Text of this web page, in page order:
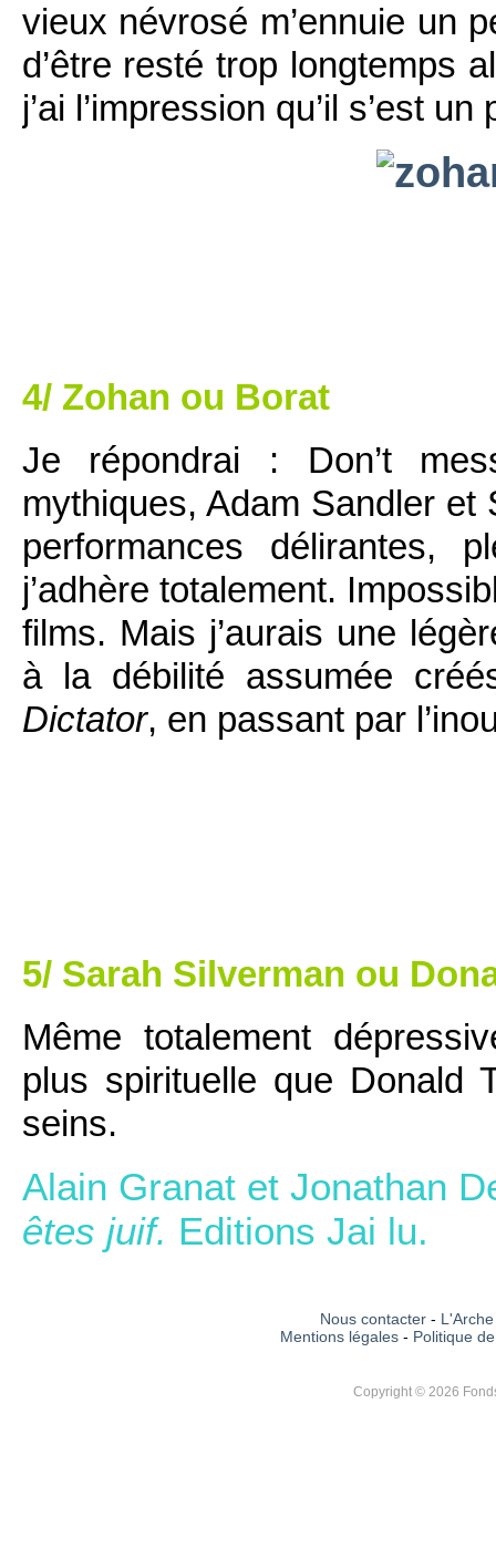
vieux névrosé m’ennuie un
d’être resté trop longtemps
j’ai l’impression qu’il s’est
4/ Zohan ou Borat
Je répondrai : Don’t
mythiques, Adam Sandler
performances délirantes,
j’adhère totalement.
films. Mais j’aurais une
à la débilité assumée
Dictator, en passant par
5/ Sarah Silverman ou
Même totalement
plus spirituelle que Donald
seins.
Alain Granat et Jonathan
êtes juif. Editions Jai lu.
Nous contacter-
Mentions légales - Politique
Copyright © 2026